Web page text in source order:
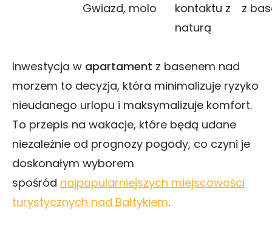
Gwiazd, molo
kontaktu z
naturą
z
Inwestycja w apartament z basenem nad
morzem to decyzja, która minimalizuje ryzyko
nieudanego urlopu i maksymalizuje komfort.
To przepis na wakacje, które będą udane
niezależnie od prognozy pogody, co czyni je
doskonałym wyborem
spośród najpopularniejszych miejscowości
turystycznych nad Bałtykiem.